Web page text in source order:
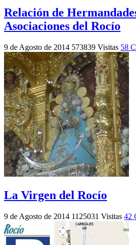
Relación de
Asociaciones del Rocío
9 de Agosto de 2014 573839 Visitas 58
La Virgen del Rocío
9 de Agosto de 2014 1125031 Visitas 42